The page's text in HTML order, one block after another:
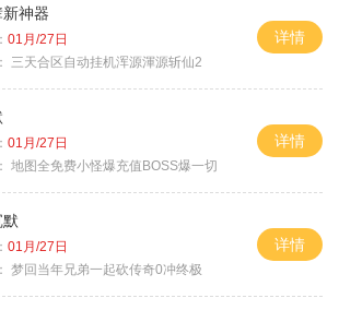
神器
01月/27日
三天合区自动挂机浑源渾源斩仙2
详情
01月/27日
地图全免费小怪爆充值BOSS爆一切
详情
01月/27日
梦回当年兄弟一起砍传奇0冲终极
详情